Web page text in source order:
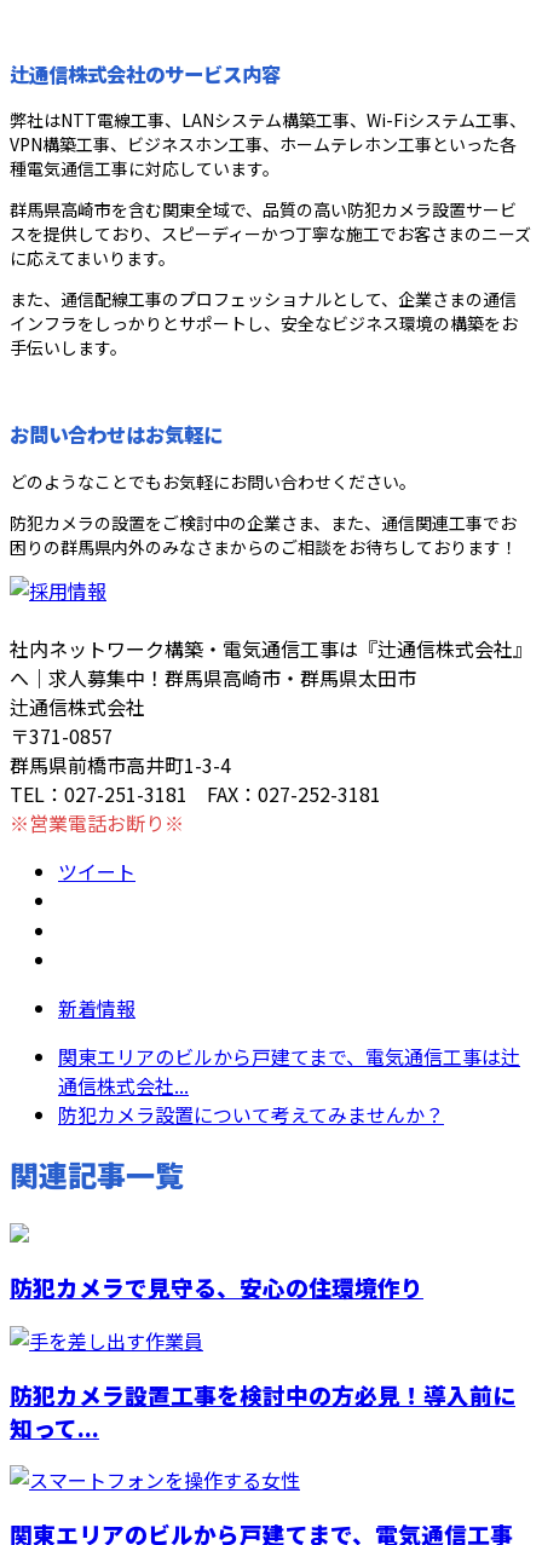
辻通信株式会社のサービス内容
弊社はNTT電線工事、LANシステム構築工事、Wi-Fiシステム工事、
VPN構築工事、ビジネスホン工事、ホームテレホン工事といった各
種電気通信工事に対応しています。
群馬県高崎市を含む関東全域で、品質の高い防犯カメラ設置サービ
スを提供しており、スピーディーかつ丁寧な施工でお客さまのニーズ
に応えてまいります。
また、通信配線工事のプロフェッショナルとして、企業さまの通信
インフラをしっかりとサポートし、安全なビジネス環境の構築をお
手伝いします。
お問い合わせはお気軽に
どのようなことでもお気軽にお問い合わせください。
防犯カメラの設置をご検討中の企業さま、また、通信関連工事でお
困りの群馬県内外のみなさまからのご相談をお待ちしております！
社内ネットワーク構築・電気通信工事は『辻通信株式会社』
へ｜求人募集中！群馬県高崎市・群馬県太田市
辻通信株式会社
〒371-0857
群馬県前橋市高井町1-3-4
TEL：027-251-3181 FAX：027-252-3181
※営業電話お断り※
ツイート
新着情報
関東エリアのビルから戸建てまで、電気通信工事は辻
通信株式会社...
防犯カメラ設置について考えてみませんか？
関連記事一覧
防犯カメラで見守る、安心の住環境作り
防犯カメラ設置工事を検討中の方必見！導入前に
知って...
関東エリアのビルから戸建てまで、電気通信工事